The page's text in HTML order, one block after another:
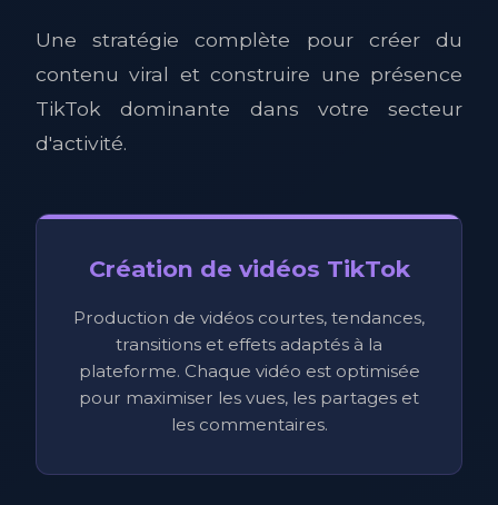
Une stratégie complète pour créer du
contenu viral et construire une présence
TikTok dominante dans votre secteur
d'activité.
Création de vidéos TikTok
Production de vidéos courtes, tendances,
transitions et effets adaptés à la
plateforme. Chaque vidéo est optimisée
pour maximiser les vues, les partages et
les commentaires.